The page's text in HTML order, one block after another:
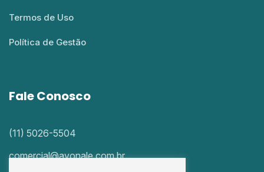
Termos de Uso
Política de Gestão
Fale Conosco
(11) 5026-5504
comercial@avonale.com.br